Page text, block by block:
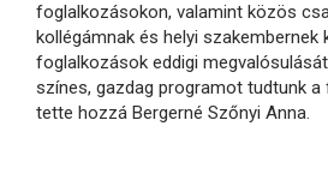
foglalkozásokon, valamint közös
kollégámnak és helyi szakembernek
foglalkozások eddigi
színes, gazdag programot tudtunk a
tette hozzá Bergerné Szőnyi Anna.